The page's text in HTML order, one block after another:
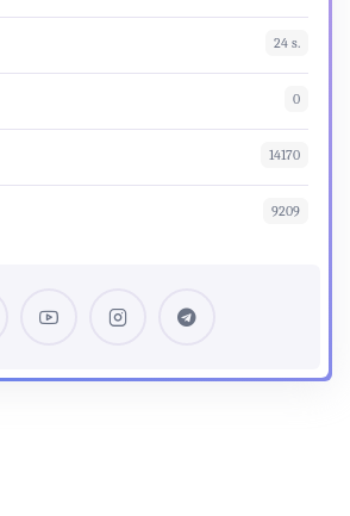
24 s.
0
14170
9209